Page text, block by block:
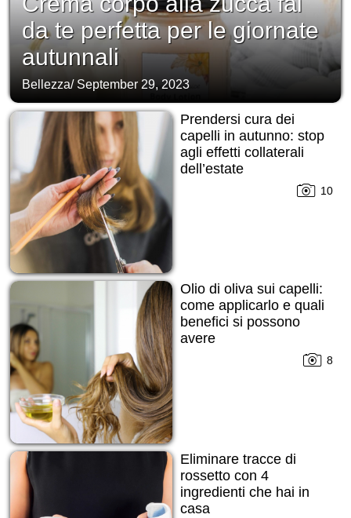
da te perfetta per le giornate
autunnali
Bellezza/ September 29, 2023
Prendersi cura dei
capelli in autunno: stop
agli effetti collaterali
dell’estate
10
Olio di oliva sui capelli:
come applicarlo e quali
benefici si possono
avere
8
Eliminare tracce di
rossetto con 4
ingredienti che hai in
casa